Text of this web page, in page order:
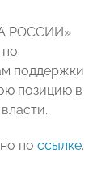
РОССИИ»
поддержки
позицию в
по ссылке.